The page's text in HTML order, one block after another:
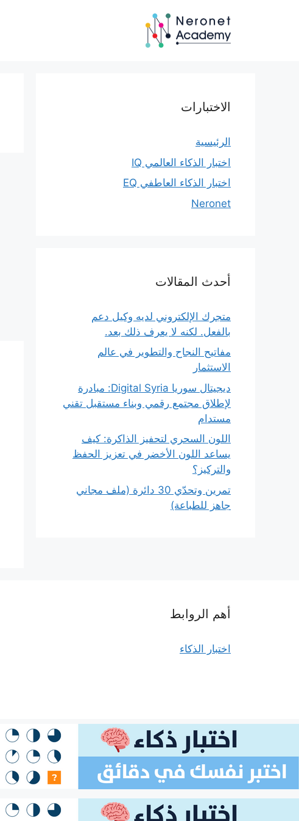
الاختبارات
الرئيسية
اختبار الذكاء العالمي IQ
اختبار الذكاء العاطفي EQ
Neronet
أحدث المقالات
متجرك الإلكتروني لديه وكيل دعم
بالفعل. لكنه لا يعرف ذلك بعد.
مفاتيح النجاح والتطوير في عالم
الاستثمار
ديجيتال سوريا Digital Syria: مبادرة
لإطلاق مجتمع رقمي وبناء مستقبل تقني
مستدام
اللون السحري لتحفيز الذاكرة: كيف
يساعد اللون الأخضر في تعزيز الحفظ
والتركيز؟
تمرين وتحدّي 30 دائرة (ملف مجاني
جاهز للطباعة)
أهم الروابط
اختبار الذكاء